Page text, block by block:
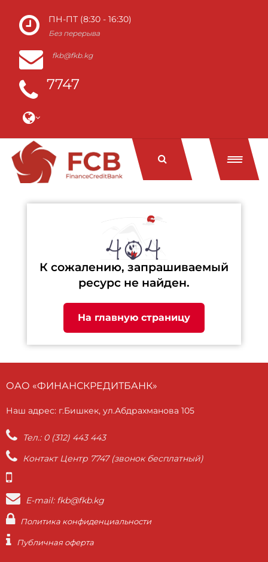
ПН-ПТ (8:30 - 16:30)
Без перерыва
fkb@fkb.kg
7747
К сожалению, запрашиваемый
ресурс не найден.
На главную страницу
ОАО «ФИНАНСКРЕДИТБАНК»
Наш адрес: г.Бишкек, ул.Абдрахманова 105
Тел.: 0 (312) 443 443
Контакт Центр 7747 (звонок бесплатный)
E-mail: fkb@fkb.kg
Политика конфиденциальности
Публичная оферта